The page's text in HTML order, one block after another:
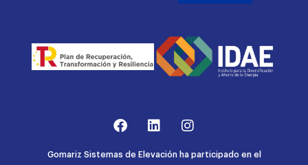
Gomariz Sistemas de Elevación ha participado en el